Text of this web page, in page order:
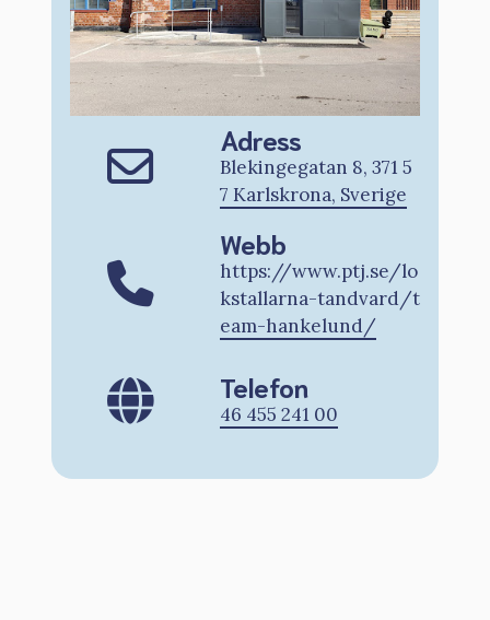
Adress
Blekingegatan 8, 371 5
7 Karlskrona, Sverige
Webb
https://www.ptj.se/lo
kstallarna-tandvard/t
eam-hankelund/
Telefon
46 455 241 00